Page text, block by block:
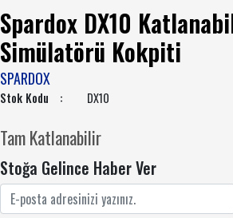
Spardox DX10
Simülatörü Kokpiti
SPARDOX
Stok Kodu : DX10
Tam Katlanabilir
Stoğa Gelince Haber Ver